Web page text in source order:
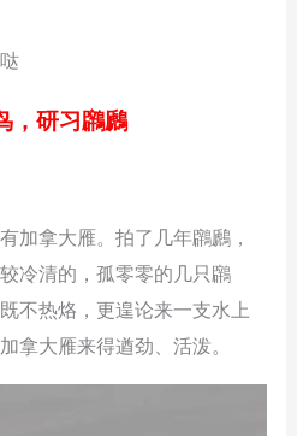
，研习鸊鷉
加拿大雁。拍了几年鸊鷉，
冷清的，孤零零的几只鸊
不热烙，更遑论来一支水上
拿大雁来得遒劲、活泼。